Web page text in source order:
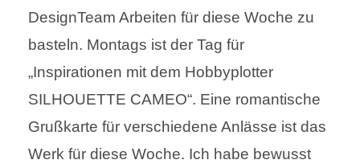
DesignTeam Arbeiten für diese Woche zu
basteln. Montags ist der Tag für
„Inspirationen mit dem Hobbyplotter
SILHOUETTE CAMEO“. Eine romantische
Grußkarte für verschiedene Anlässe ist das
Werk für diese Woche. Ich habe bewusst